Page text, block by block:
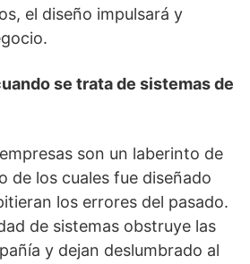
el diseño impulsará y
se trata de sistemas de
son un laberinto de
de los cuales fue diseñado
los errores del pasado.
de sistemas obstruye las
y dejan deslumbrado al